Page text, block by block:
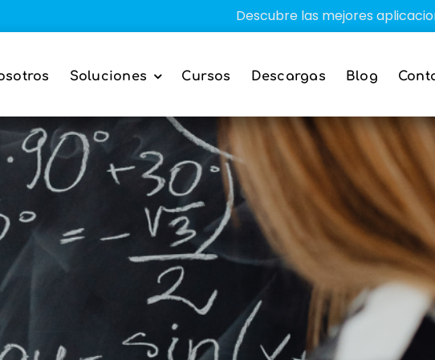
Descubre las mejores aplicaciones
Soluciones Cursos Descargas Blog